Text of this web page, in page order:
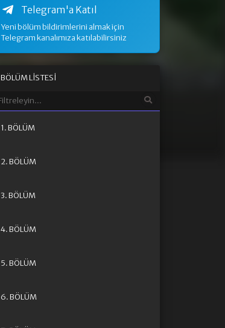
Telegram'a Katıl
Yeni bölüm bildirimlerini almak için
Telegram kanalımıza katılabilirsiniz
BÖLÜM LISTESI
1. BÖLÜM
2. BÖLÜM
3. BÖLÜM
4. BÖLÜM
5. BÖLÜM
6. BÖLÜM